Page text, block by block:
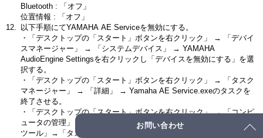
Bluetooth : 「オフ」
位置情報 : 「オフ」
以下手順にてYAMAHA AE Serviceを無効にする。
・「デスクトップの「スタート」ボタンを右クリック」 → 「デバイ
スマネージャー」 → 「システムデバイス」 → YAMAHA
AudioEngine Settingsを右クリックし「デバイスを無効にする」を選
択する。
・「デスクトップの「スタート」ボタンを右クリック」 → 「タスク
マネージャー」 → 「詳細」 → Yamaha AE Service.exeのタスクを
終了させる。
・「デスクトップの「スタート」ボタンを右クリック」 → 「コンピ
ュータの管理」 → 「コンピュータの管理(ローカル)」 → 「システム
ツール」→「タスクスケジューラ」→「タスクスケジューラライブラ
お問い合わせ